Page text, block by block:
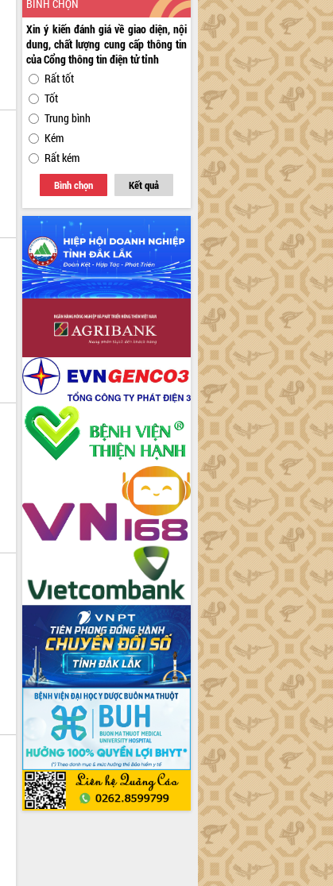
BÌNH CHỌN
Xin ý kiến đánh giá về giao diện, nội
dung, chất lượng cung cấp thông tin
của Cổng thông tin điện tử tỉnh
Rất tốt
Tốt
Trung bình
Kém
Rất kém
Bình chọn Kết quả